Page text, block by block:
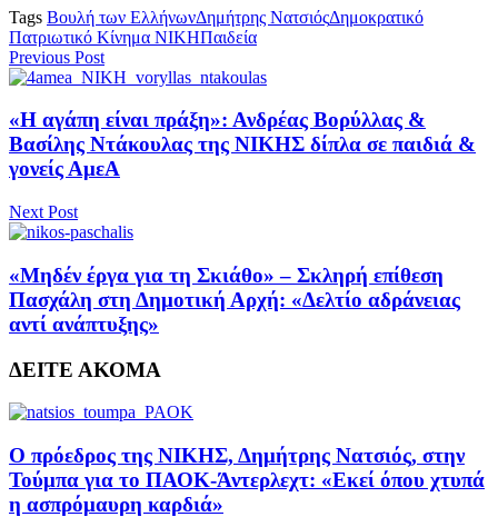
Tags Βουλή των ΕλλήνωνΔημήτρης ΝατσιόςΔημοκρατικό
Πατριωτικό Κίνημα ΝΙΚΗΠαιδεία
Previous Post
«Η αγάπη είναι πράξη»: Ανδρέας Βορύλλας &
Βασίλης Ντάκουλας της ΝΙΚΗΣ δίπλα σε παιδιά &
γονείς ΑμεΑ
Next Post
«Μηδέν έργα για τη Σκιάθο» – Σκληρή επίθεση
Πασχάλη στη Δημοτική Αρχή: «Δελτίο αδράνειας
αντί ανάπτυξης»
ΔΕΙΤΕ ΑΚΟΜΑ
Ο πρόεδρος της ΝΙΚΗΣ, Δημήτρης Νατσιός, στην
Τούμπα για το ΠΑΟΚ-Άντερλεχτ: «Εκεί όπου χτυπά
η ασπρόμαυρη καρδιά»